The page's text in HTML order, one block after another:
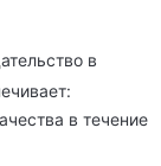
в
в течение